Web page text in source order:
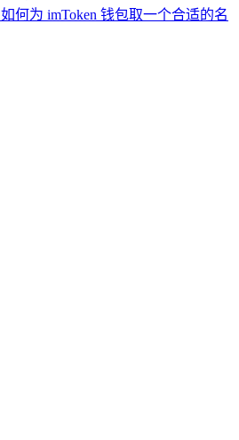
何为 imToken 钱包取一个合适的名